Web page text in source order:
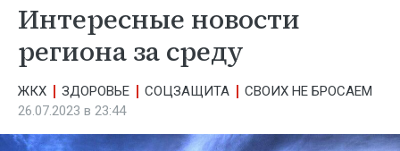
Интересные новости
региона за среду
ЖКХ ЗДОРОВЬЕ СОЦЗАЩИТА
СВОИХ НЕ БРОСАЕМ
26.07.2023 в 23:44